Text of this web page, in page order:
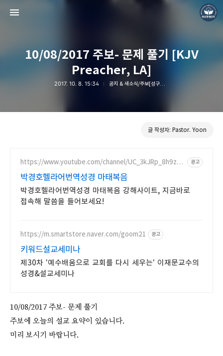
10/08/2017 주보- 문제 풀기 [KJV
Preacher, LA]
2017. 10. 8. 15:34 공지 & 새소식/주보[성구암송]
글 작성자: Pastor. Yoon
https://www.youtube.com/channel/UC_3kJRp_8h9zE-
광고
박경호헬라어번역성경 마태복음
박경호헬라어번역성경 마태복음 강해사이트, 지금바로
접속해 말씀을 들어보세요!
https://m.smartstore.naver.com/goom21 광고
키워드설교세미나
제30차 '예수배움으로 교회를 다시 세우는' 이재문교수의
성경&설교세미나
10/08/2017 주보- 문제 풀기
주보에 오늘의 설교 요약이 있습니다.
미리 보시기 바랍니다.
❏말씀침례교회 ❏AV1611.net ❏Peter Yoon